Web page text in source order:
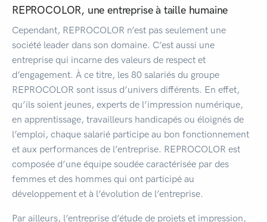
REPROCOLOR, une entreprise à taille humaine
Cependant, REPROCOLOR n’est pas seulement une
société leader dans son domaine. C’est aussi une
entreprise qui incarne des valeurs de respect et
d’engagement. À ce titre, les 80 salariés du groupe
REPROCOLOR sont issus d’univers différents. En effet,
qu’ils soient jeunes, experts de l’impression numérique,
en apprentissage, travailleurs handicapés ou éloignés de
l’emploi, chaque salarié participe au bon fonctionnement
et aux performances de l’entreprise. REPROCOLOR est
composée d’une équipe soudée caractérisée par des
femmes et des hommes qui ont participé au
développement et à l’évolution de l’entreprise.
Par ailleurs, l’entreprise d’étude de projets et impression,